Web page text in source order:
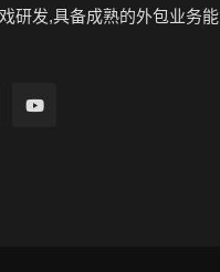
研发,具备成熟的外包业务能